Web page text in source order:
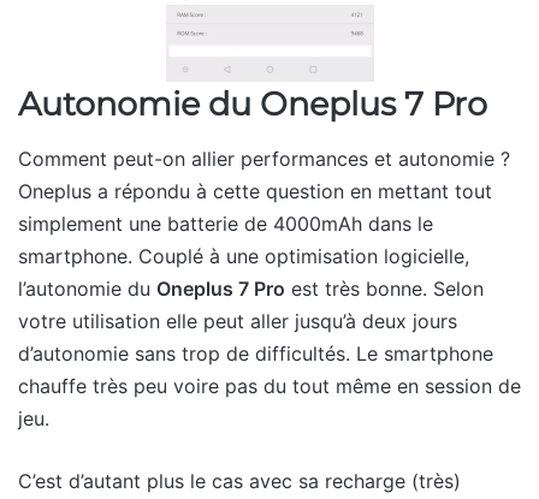
Autonomie du Oneplus 7 Pro
Comment peut-on allier performances et autonomie ?
Oneplus a répondu à cette question en mettant tout
simplement une batterie de 4000mAh dans le
smartphone. Couplé à une optimisation logicielle,
l’autonomie du Oneplus 7 Pro est très bonne. Selon
votre utilisation elle peut aller jusqu’à deux jours
d’autonomie sans trop de difficultés. Le smartphone
chauffe très peu voire pas du tout même en session de
jeu.
C’est d’autant plus le cas avec sa recharge (très)